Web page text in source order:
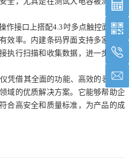
作接口上搭配4.3吋多点触控面板和
效率。内建条码界面支持多家厂商
执行扫描和收集数据，进一步提升
凭借其全面的功能、高效的表现以
域的优质解决方案。它能够帮助企
合高安全和质量标准，为产品的成